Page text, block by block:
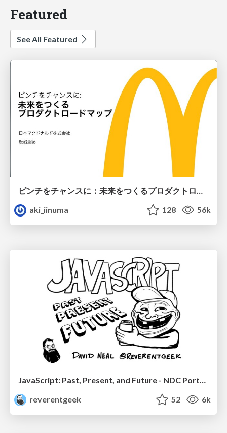
Featured
See All Featured
ピンチをチャンスに：未来をつくるプロダクトロードマップ #pmconf2020
aki_iinuma
128 56k
reverentgeek
52 6k